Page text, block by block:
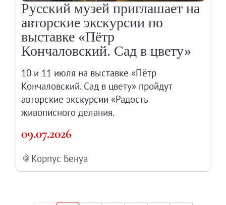
Русский музей приглашает на
авторские экскурсии по
выставке «Пётр
Кончаловский. Сад в цвету»
10 и 11 июля на выставке «Пётр
Кончаловский. Сад в цвету» пройдут
авторские экскурсии «Радость
живописного делания.
09.07.2026
Корпус Бенуа